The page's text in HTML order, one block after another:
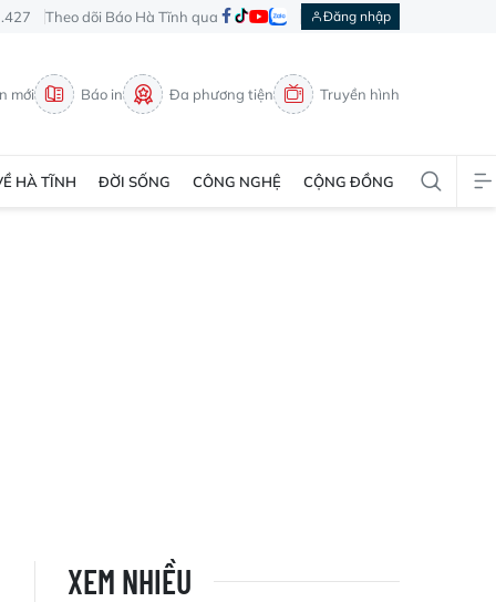
Theo dõi Báo Hà Tĩnh qua Đăng nhập
mới Báo in Đa phương tiện Truyền hình
HÀ TĨNH ĐỜI SỐNG CÔNG NGHỆ CỘNG ĐỒNG
XEM NHIỀU